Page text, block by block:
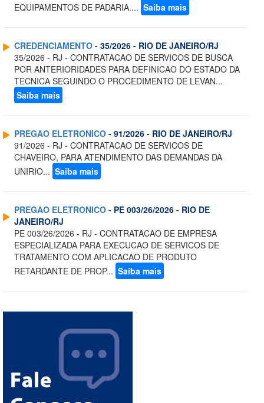
EQUIPAMENTOS DE PADARIA.... Saiba mais
CREDENCIAMENTO - 35/2026 - RIO DE JANEIRO/RJ
35/2026 - RJ - CONTRATACAO DE SERVICOS DE BUSCA
POR ANTERIORIDADES PARA DEFINICAO DO ESTADO DA
TECNICA SEGUINDO O PROCEDIMENTO DE LEVAN...
Saiba mais
PREGAO ELETRONICO - 91/2026 - RIO DE JANEIRO/RJ
91/2026 - RJ - CONTRATACAO DE SERVICOS DE
CHAVEIRO, PARA ATENDIMENTO DAS DEMANDAS DA
UNIRIO... Saiba mais
PREGAO ELETRONICO - PE 003/26/2026 - RIO DE
JANEIRO/RJ
PE 003/26/2026 - RJ - CONTRATACAO DE EMPRESA
ESPECIALIZADA PARA EXECUCAO DE SERVICOS DE
TRATAMENTO COM APLICACAO DE PRODUTO
RETARDANTE DE PROP... Saiba mais